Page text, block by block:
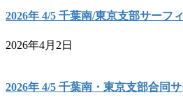
2026年 4/5 千葉南/東京支部サーフ
2026年4月2日
2026年 4/5 千葉南・東京支部合同